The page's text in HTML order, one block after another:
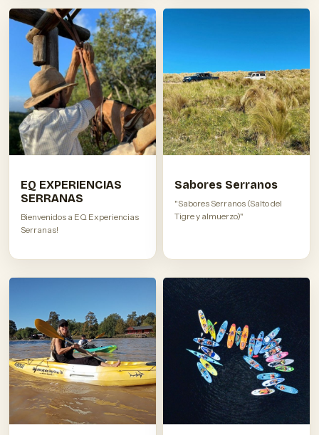
EQ EXPERIENCIAS
SERRANAS
Bienvenidos a EQ Experiencias
Serranas!
Sabores Serranos
"Sabores Serranos (Salto del
Tigre y almuerzo)"